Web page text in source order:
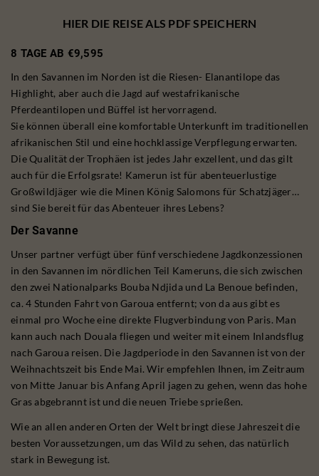
HIER DIE REISE ALS PDF SPEICHERN
8 TAGE AB €9,595
In den Savannen im Norden ist die Riesen- Elanantilope das
Highlight, aber auch die Jagd auf westafrikanische
Pferdeantilopen und Büffel ist hervorragend.
Sie können überall eine komfortable Unterkunft im traditionellen
afrikanischen Stil und eine hochklassige Verpflegung erwarten.
Die Qualität der Trophäen ist jedes Jahr exzellent, und das gilt
auch für die Erfolgsrate! Kamerun ist für abenteuerlustige
Großwildjäger wie die Minen König Salomons für Schatzjäger…
sind Sie bereit für das Abenteuer ihres Lebens?
Der Savanne
Unser partner verfügt über fünf verschiedene Jagdkonzessionen
in den Savannen im nördlichen Teil Kameruns, die sich zwischen
den zwei Nationalparks Bouba Ndjida und La Benoue befinden,
ca. 4 Stunden Fahrt von Garoua entfernt; von da aus gibt es
einmal pro Woche eine direkte Flugverbindung von Paris. Man
kann auch nach Douala fliegen und weiter mit einem Inlandsflug
nach Garoua reisen. Die Jagdperiode in den Savannen ist von der
Weihnachtszeit bis Ende Mai. Wir empfehlen Ihnen, im Zeitraum
von Mitte Januar bis Anfang April jagen zu gehen, wenn das hohe
Gras abgebrannt ist und die neuen Triebe sprießen.
Wie an allen anderen Orten der Welt bringt diese Jahreszeit die
besten Voraussetzungen, um das Wild zu sehen, das natürlich
stark in Bewegung ist.